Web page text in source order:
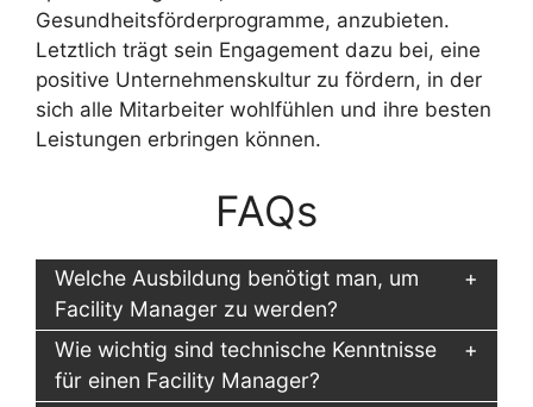
Gesundheitsförderprogramme, anzubieten.
Letztlich trägt sein Engagement dazu bei, eine
positive Unternehmenskultur zu fördern, in der
sich alle Mitarbeiter wohlfühlen und ihre besten
Leistungen erbringen können.
FAQs
Welche Ausbildung benötigt man, um
Facility Manager zu werden?
Wie wichtig sind technische Kenntnisse
für einen Facility Manager?